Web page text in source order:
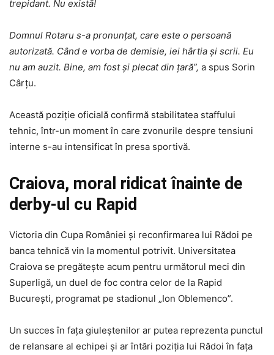
trepidant. Nu există!
Domnul Rotaru s-a pronunțat, care este o persoană
autorizată. Când e vorba de demisie, iei hârtia și scrii. Eu
nu am auzit. Bine, am fost și plecat din țară”, a spus Sorin
Cârțu.
Această poziție oficială confirmă stabilitatea staffului
tehnic, într-un moment în care zvonurile despre tensiuni
interne s-au intensificat în presa sportivă.
Craiova, moral ridicat înainte de
derby-ul cu Rapid
Victoria din Cupa României și reconfirmarea lui Rădoi pe
banca tehnică vin la momentul potrivit. Universitatea
Craiova se pregătește acum pentru următorul meci din
Superligă, un duel de foc contra celor de la Rapid
București, programat pe stadionul „Ion Oblemenco”.
Un succes în fața giuleștenilor ar putea reprezenta punctul
de relansare al echipei și ar întări poziția lui Rădoi în fața